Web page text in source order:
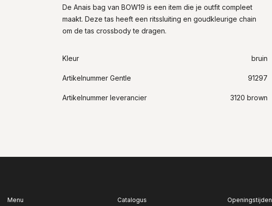
De Anais bag van BOW19 is een item die je outfit compleet
maakt. Deze tas heeft een ritssluiting en goudkleurige chain
om de tas crossbody te dragen.
Kleur bruin
Artikelnummer Gentle 91297
Artikelnummer leverancier 3120 brown
Menu
Catalogus
Openingstijden